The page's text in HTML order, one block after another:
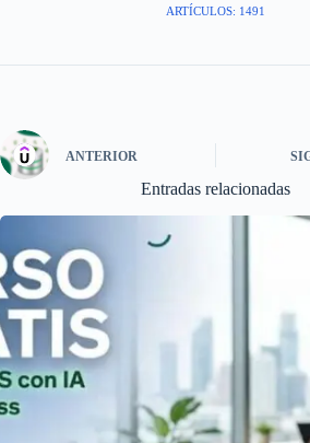
ARTÍCULOS: 1491
ANTERIOR
Entradas relacionadas